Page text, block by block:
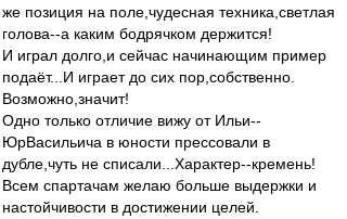
же позиция на поле,чудесная техника,светлая
голова--а каким бодрячком держится!
И играл долго,и сейчас начинающим пример
подаёт...И играет до сих пор,собственно.
Возможно,значит!
Одно только отличие вижу от Ильи--
ЮрВасильича в юности прессовали в
дубле,чуть не списали...Характер--кремень!
Всем спартачам желаю больше выдержки и
настойчивости в достижении целей.